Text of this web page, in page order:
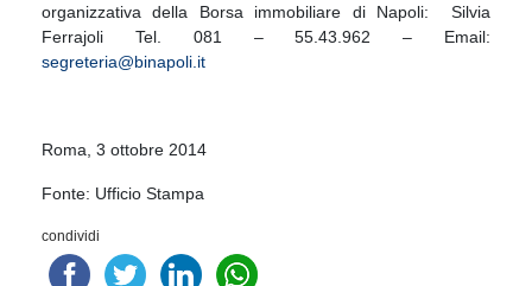
organizzativa della Borsa immobiliare di Napoli: Silvia
Ferrajoli Tel. 081 – 55.43.962 – Email:
segreteria@binapoli.it
Roma, 3 ottobre 2014
Fonte: Ufficio Stampa
condividi